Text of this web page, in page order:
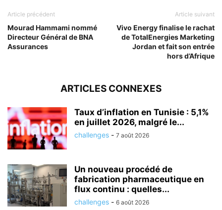
Article précédent
Mourad Hammami nommé
Directeur Général de BNA
Assurances
Article suivant
Vivo Energy finalise le rachat
de TotalEnergies Marketing
Jordan et fait son entrée
hors d’Afrique
ARTICLES CONNEXES
Taux d’inflation en Tunisie : 5,1%
en juillet 2026, malgré le...
challenges - 7 août 2026
Un nouveau procédé de
fabrication pharmaceutique en
flux continu : quelles...
challenges - 6 août 2026